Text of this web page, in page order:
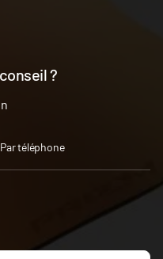
?
Par téléphone